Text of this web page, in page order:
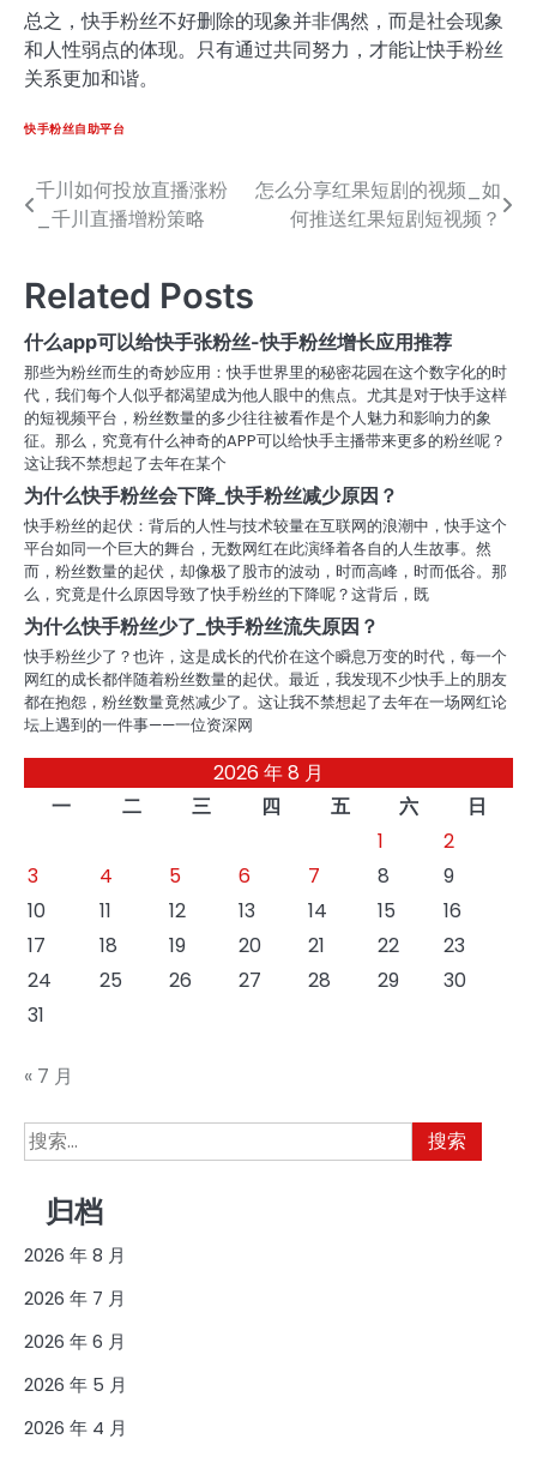
总之，快手粉丝不好删除的现象并非偶然，而是社会现象
和人性弱点的体现。只有通过共同努力，才能让快手粉丝
关系更加和谐。
快手粉丝自助平台
文
章
导
航
千川如何投放直播涨粉
_千川直播增粉策略
怎么分享红果短剧的视频_如
何推送红果短剧短视频？
Related Posts
什么app可以给快手张粉丝-快手粉丝增长应用推荐
那些为粉丝而生的奇妙应用：快手世界里的秘密花园在这个数字化的时
代，我们每个人似乎都渴望成为他人眼中的焦点。尤其是对于快手这样
的短视频平台，粉丝数量的多少往往被看作是个人魅力和影响力的象
征。那么，究竟有什么神奇的APP可以给快手主播带来更多的粉丝呢？
这让我不禁想起了去年在某个
为什么快手粉丝会下降_快手粉丝减少原因？
快手粉丝的起伏：背后的人性与技术较量在互联网的浪潮中，快手这个
平台如同一个巨大的舞台，无数网红在此演绎着各自的人生故事。然
而，粉丝数量的起伏，却像极了股市的波动，时而高峰，时而低谷。那
么，究竟是什么原因导致了快手粉丝的下降呢？这背后，既
为什么快手粉丝少了_快手粉丝流失原因？
快手粉丝少了？也许，这是成长的代价在这个瞬息万变的时代，每一个
网红的成长都伴随着粉丝数量的起伏。最近，我发现不少快手上的朋友
都在抱怨，粉丝数量竟然减少了。这让我不禁想起了去年在一场网红论
坛上遇到的一件事——一位资深网
2026 年 8 月
一
二 三 四 五 六
日
1
2
3
4 5 6 7 8
9
10
11 12 13 14 15
16
17
18 19 20 21 22
23
24
25 26 27 28 29
30
31
« 7 月
搜
索：
归档
2026 年 8 月
2026 年 7 月
2026 年 6 月
2026 年 5 月
2026 年 4 月